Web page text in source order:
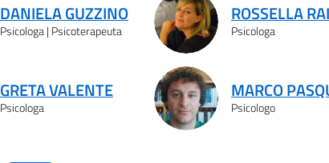
DANIELA GUZZINO
Psicologa | Psicoterapeuta
ROSSELLA
Psicologa
GRETA VALENTE
Psicologa
MARCO
Psicologo